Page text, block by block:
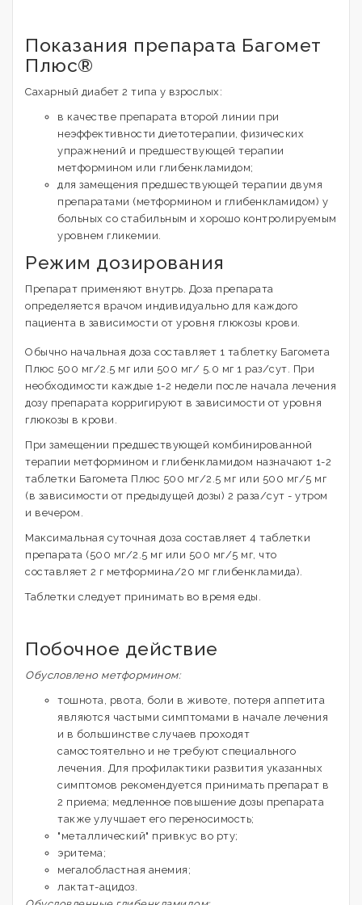
Показания препарата Багомет
Плюс®
Сахарный диабет 2 типа у взрослых:
в качестве препарата второй линии при
неэффективности диетотерапии, физических
упражнений и предшествующей терапии
метформином или глибенкламидом;
для замещения предшествующей терапии двумя
препаратами (метформином и глибенкламидом) у
больных со стабильным и хорошо контролируемым
уровнем гликемии.
Режим дозирования
Препарат применяют внутрь. Доза препарата
определяется врачом индивидуально для каждого
пациента в зависимости от уровня глюкозы крови.
Обычно начальная доза составляет 1 таблетку Багомета
Плюс 500 мг/2.5 мг или 500 мг/ 5.0 мг 1 раз/сут. При
необходимости каждые 1-2 недели после начала лечения
дозу препарата корригируют в зависимости от уровня
глюкозы в крови.
При замещении предшествующей комбинированной
терапии метформином и глибенкламидом назначают 1-2
таблетки Багомета Плюс 500 мг/2.5 мг или 500 мг/5 мг
(в зависимости от предыдущей дозы) 2 раза/сут - утром
и вечером.
Максимальная суточная доза составляет 4 таблетки
препарата (500 мг/2.5 мг или 500 мг/5 мг, что
составляет 2 г метформина/20 мг глибенкламида).
Таблетки следует принимать во время еды.
Побочное действие
Обусловлено метформином:
тошнота, рвота, боли в животе, потеря аппетита
являются частыми симптомами в начале лечения
и в большинстве случаев проходят
самостоятельно и не требуют специального
лечения. Для профилактики развития указанных
симптомов рекомендуется принимать препарат в
2 приема; медленное повышение дозы препарата
также улучшает его переносимость;
"металлический" привкус во рту;
эритема;
мегалобластная анемия;
лактат-ацидоз.